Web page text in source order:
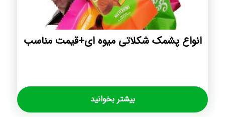
انواع پشمک شکلاتی میوه ای+قیمت مناسب
بیشتر بخوانید